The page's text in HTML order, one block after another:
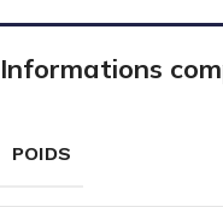
Informations
POIDS